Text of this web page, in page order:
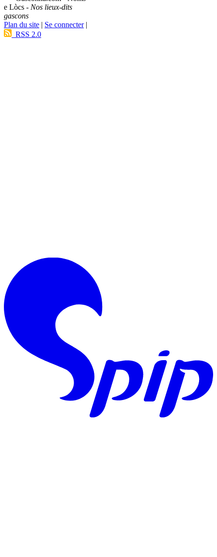
e Lòcs - Nos lieux-dits
gascons
Plan du site | Se connecter|
RSS 2.0